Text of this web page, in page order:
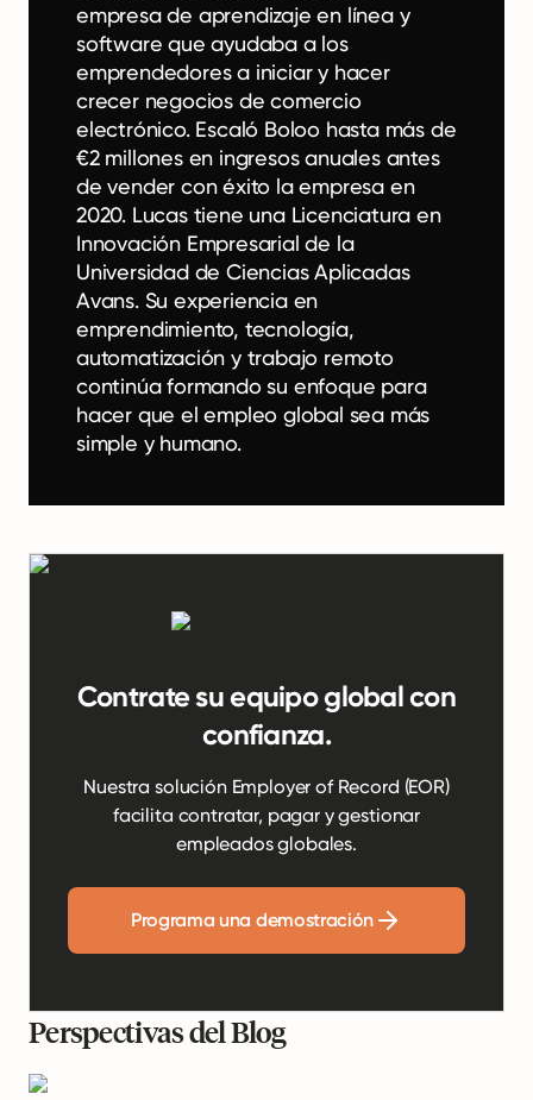
empresa de aprendizaje en línea y
software que ayudaba a los
emprendedores a iniciar y hacer
crecer negocios de comercio
electrónico. Escaló Boloo hasta más de
€2 millones en ingresos anuales antes
de vender con éxito la empresa en
2020. Lucas tiene una Licenciatura en
Innovación Empresarial de la
Universidad de Ciencias Aplicadas
Avans. Su experiencia en
emprendimiento, tecnología,
automatización y trabajo remoto
continúa formando su enfoque para
hacer que el empleo global sea más
simple y humano.
Contrate su equipo global con
confianza.
Nuestra solución Employer of Record (EOR)
facilita contratar, pagar y gestionar
empleados globales.
Programa una demostración
Perspectivas del Blog